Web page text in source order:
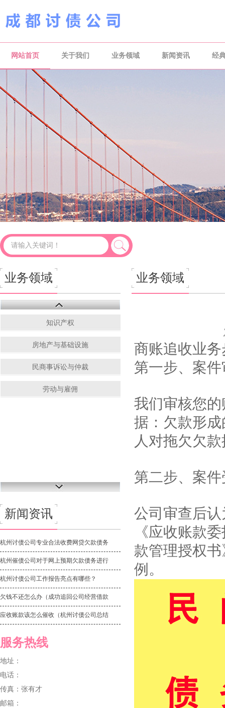
网站首页 关于我们 业务领域 新闻资讯 经
业务领域
知识产权
房地产与基础设施
民商事诉讼与仲裁
劳动与雇佣
新闻资讯
杭州讨债公司专业合法收费网贷欠款债务
杭州催债公司对于网上预期欠款债务进行
杭州讨债公司工作报告亮点有哪些？
欠钱不还怎么办（成功追回公司经营借款
应收账款该怎么催收（杭州讨债公司总结
服务热线
地址：
电话：
传真：张有才
邮箱：
业务领域
商账追收业
第一步、案
我们审核您
据：欠款形
人对拖欠欠
第二步、案
公司审查后
《应收账款
款管理授权
例。